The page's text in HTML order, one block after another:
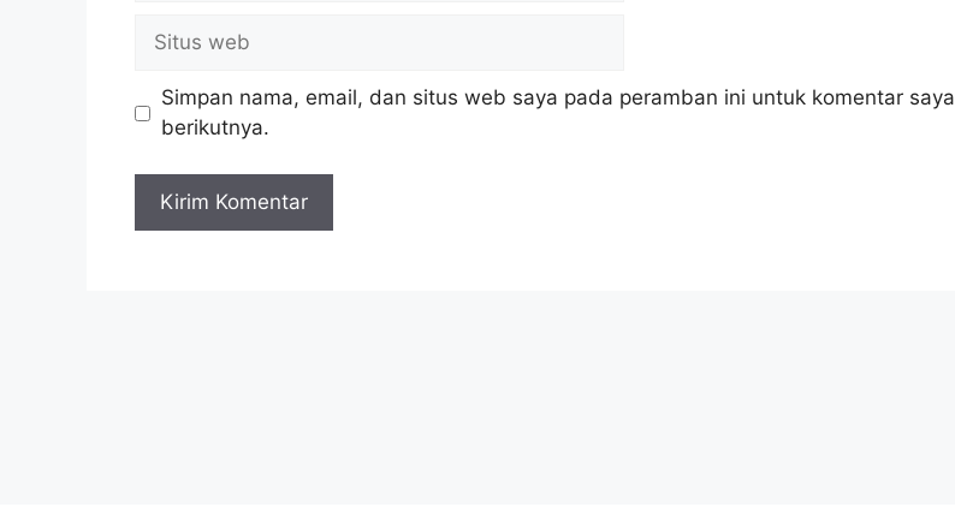
Situs
web
Simpan nama, email, dan situs web saya pada peramban ini untuk komentar saya
berikutnya.